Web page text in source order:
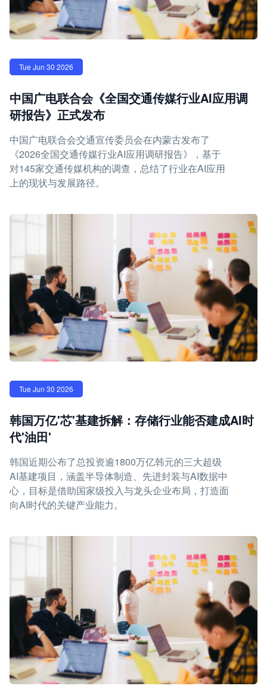
Tue Jun 30 2026
中国广电联合会《全国交通传媒行业AI应用调
研报告》正式发布
中国广电联合会交通宣传委员会在内蒙古发布了
《2026全国交通传媒行业AI应用调研报告》，基于
对145家交通传媒机构的调查，总结了行业在AI应用
上的现状与发展路径。
Tue Jun 30 2026
韩国万亿'芯'基建拆解：存储行业能否建成AI时
代'油田'
韩国近期公布了总投资逾1800万亿韩元的三大超级
AI基建项目，涵盖半导体制造、先进封装与AI数据中
心，目标是借助国家级投入与龙头企业布局，打造面
向AI时代的关键产业能力。